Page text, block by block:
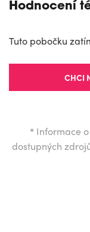
Hodnocení
Tuto pobočku
CHCI
* Informace
dostupných